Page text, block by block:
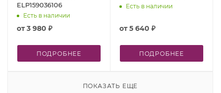
ELP159036106
Есть в наличии
от3 980 ₽
ПОДРОБНЕЕ
Есть в наличии
от5 640 ₽
ПОДРОБНЕЕ
ПОКАЗАТЬ ЕЩЕ